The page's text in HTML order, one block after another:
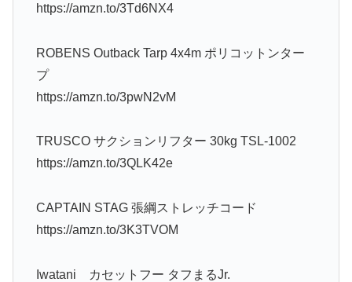
https://amzn.to/3Td6NX4
ROBENS Outback Tarp 4x4m ポリコットンター
プ
https://amzn.to/3pwN2vM
TRUSCO サクションリフター 30kg TSL-1002
https://amzn.to/3QLK42e
CAPTAIN STAG 張綱ストレッチコード
https://amzn.to/3K3TVOM
Iwatani カセットフー タフまるJr.